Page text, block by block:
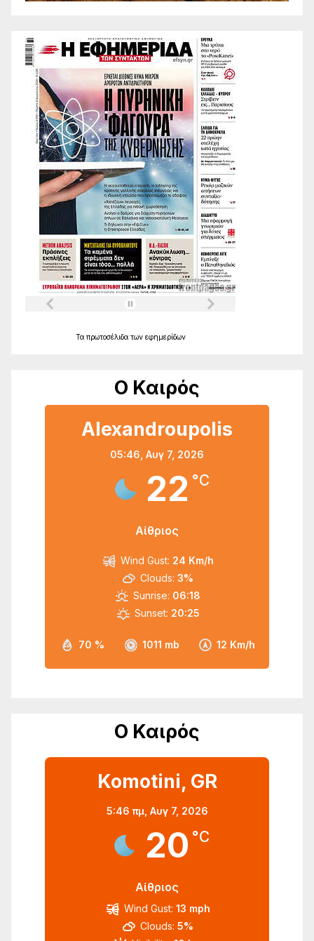
Τα πρωτοσέλιδα των εφημερίδων
Ο Καιρός
Alexandroupolis
05:46, Αυγ 7, 2026
22 °C
Αίθριος
70 % 1011 mb 12 Km/h
Wind Gust: 24 Km/h
Clouds: 3%
Sunrise: 06:18
Sunset: 20:25
Ο Καιρός
Komotini, GR
5:46 πμ, Αυγ 7, 2026
20 °C
Αίθριος
Wind Gust: 13 mph
Clouds: 5%